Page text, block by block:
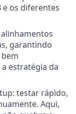
e os diferentes
garantindo
estratégia da
testar rápido,
Aqui,